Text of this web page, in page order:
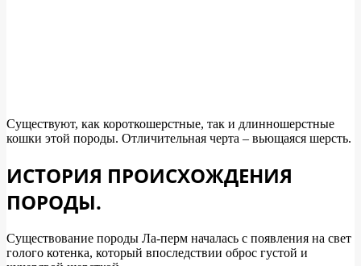
Существуют, как короткошерстные, так и длинношерстные
кошки этой породы. Отличительная черта – вьющаяся шерсть.
ИСТОРИЯ ПРОИСХОЖДЕНИЯ
ПОРОДЫ.
Существование породы Ла-перм началась с появления на свет
голого котенка, который впоследствии оброс густой и